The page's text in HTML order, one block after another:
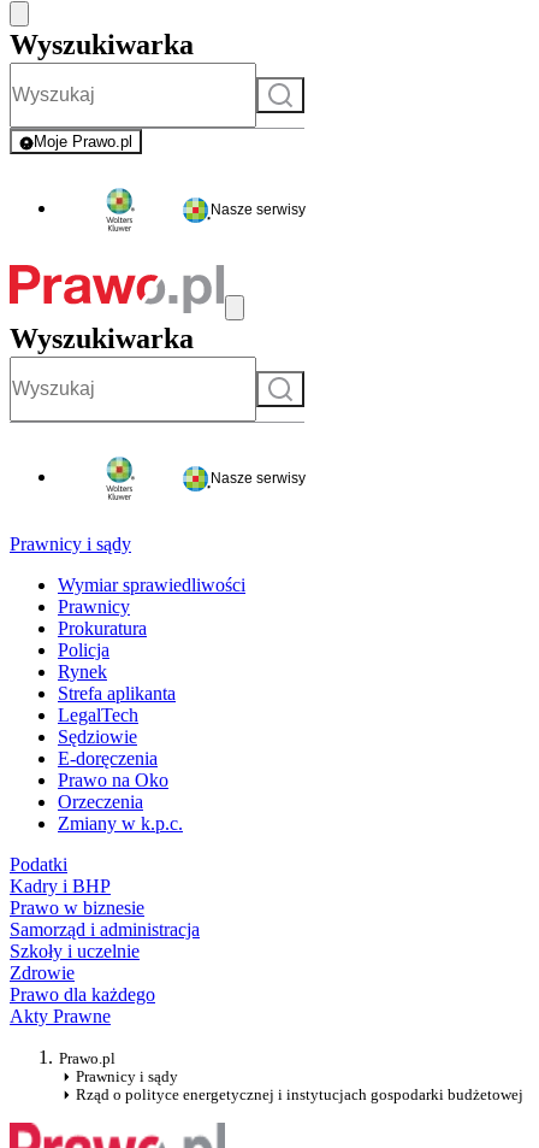
Wyszukiwarka
Szukaj
Moje Prawo.pl
- rejestracja i logowanie do serwisu
Nasze serwisy
Wyszukiwarka
Szukaj
Nasze serwisy
Prawnicy i sądy
Wymiar sprawiedliwości
Prawnicy
Prokuratura
Policja
Rynek
Strefa aplikanta
LegalTech
Sędziowie
E-doręczenia
Prawo na Oko
Orzeczenia
Zmiany w k.p.c.
Podatki
Kadry i BHP
Prawo w biznesie
Samorząd i administracja
Szkoły i uczelnie
Zdrowie
Prawo dla każdego
Akty Prawne
Prawo.pl
Prawnicy i sądy
Rząd o polityce energetycznej i instytucjach gospodarki budżetowej